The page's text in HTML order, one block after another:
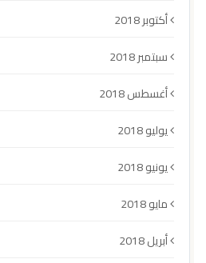
أكتوبر 2018
سبتمبر 2018
أغسطس 2018
يوليو 2018
يونيو 2018
مايو 2018
أبريل 2018